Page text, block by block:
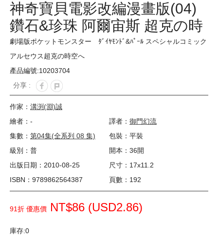
神奇寶貝電影改編漫畫版(04)
鑽石&珍珠 阿爾宙斯 超克の時
空
劇場版ポケットモンスター ﾀﾞｲﾔﾓﾝﾄﾞ&ﾊﾟｰﾙ スペシャルコミック
アルセウス超克の時空へ
產品編號:10203704
分享 :
作家： 溝渕(淵)誠
繪者：-
譯者： 御門幻流
集數： 第04集(全系列 08 集)
包裝：平裝
級別：普
開本：36開
出版日期：2010-08-25
尺寸：17x11.2
ISBN：9789862564387
頁數：192
91折 優惠價 NT$86 (USD2.86)
庫存:0